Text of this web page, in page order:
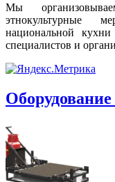
Мы
этнокультурные
национальной
специалистов и